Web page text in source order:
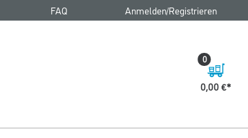
FAQ Anmelden/Registrieren
0,00 €
0